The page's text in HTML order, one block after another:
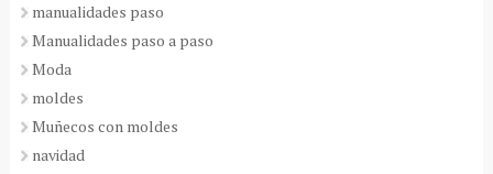
manualidades paso
Manualidades paso a paso
Moda
moldes
Muñecos con moldes
navidad